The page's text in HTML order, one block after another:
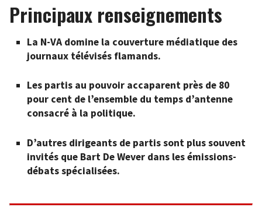
Principaux renseignements
La N-VA domine la couverture médiatique des
journaux télévisés flamands.
Les partis au pouvoir accaparent près de 80
pour cent de l’ensemble du temps d’antenne
consacré à la politique.
D’autres dirigeants de partis sont plus souvent
invités que Bart De Wever dans les émissions-
débats spécialisées.